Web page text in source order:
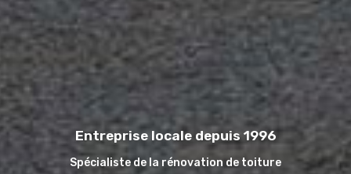
Entreprise locale depuis 1996
Spécialiste de la rénovation de toiture